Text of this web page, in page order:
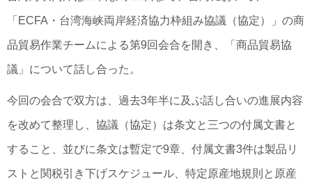
「ECFA・台湾海峡両岸経済協力枠組み協議（協定）」の商
品貿易作業チームによる第9回会合を開き、「商品貿易協
議」について話し合った。
今回の会合で双方は、過去3年半に及ぶ話し合いの進展内容
を改めて整理し、協議（協定）は条文と三つの付属文書と
すること、並びに条文は暫定で9章、付属文書3件は製品リ
ストと関税引き下げスケジュール、特定原産地規則と原産